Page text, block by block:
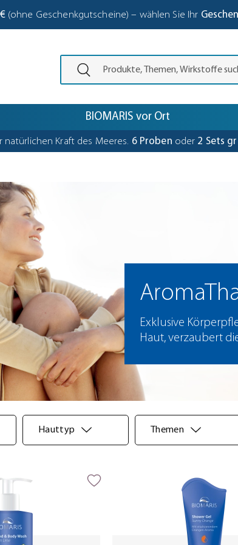
(ohne Geschenkgutscheine) – wählen Sie Ihr
Den Suchbegriff eingeben und die
BIOMARIS vor Ort
Kraft des Meeres. 6 Proben oder 2 Sets
Exklusive
Haut, verzaubert
Hauttyp Themen